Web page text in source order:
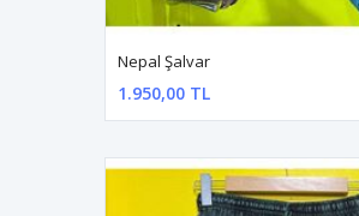
Nepal Şalvar
1.950,00 TL